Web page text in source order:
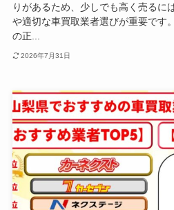
りがあるため、少しでも高く売るに
や適切な車買取業者選びが重要です
の正...
2026年7月31日